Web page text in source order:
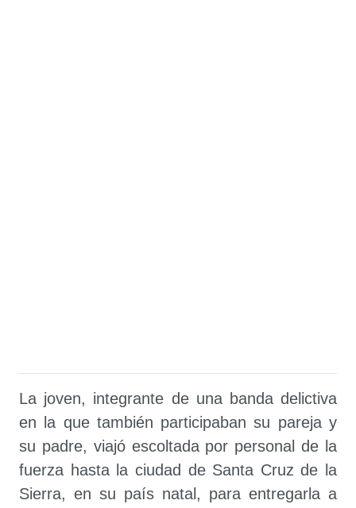
La joven, integrante de una banda delictiva
en la que también participaban su pareja y
su padre, viajó escoltada por personal de la
fuerza hasta la ciudad de Santa Cruz de la
Sierra, en su país natal, para entregarla a